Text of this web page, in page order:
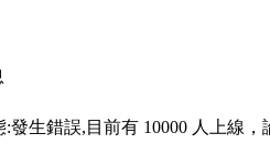
:發生錯誤,目前有 10000 人上線